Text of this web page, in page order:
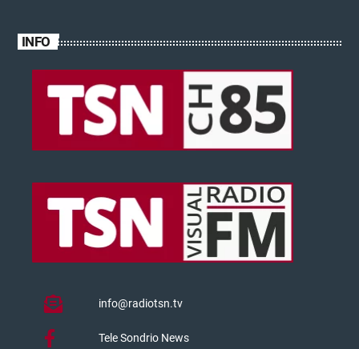
INFO
info@radiotsn.tv
Tele Sondrio News